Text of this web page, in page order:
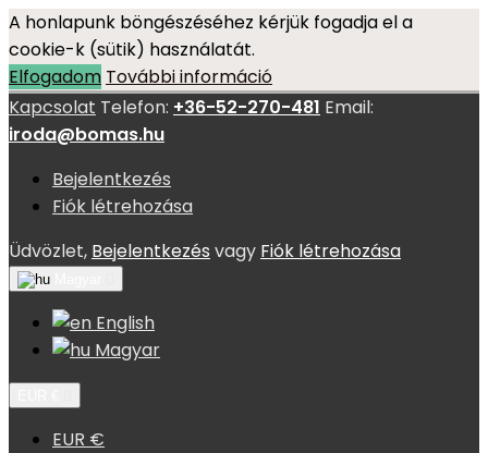
A honlapunk böngészéséhez kérjük fogadja el a
cookie-k (sütik) használatát.
Elfogadom További információ
Kapcsolat Telefon: +36-52-270-481 Email:
iroda@bomas.hu
Bejelentkezés
Fiók létrehozása
Üdvözlet, Bejelentkezés vagy Fiók létrehozása
English
Magyar
EUR €